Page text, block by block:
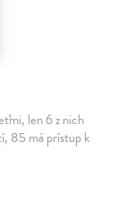
len 6 z nich
85 má prístup k